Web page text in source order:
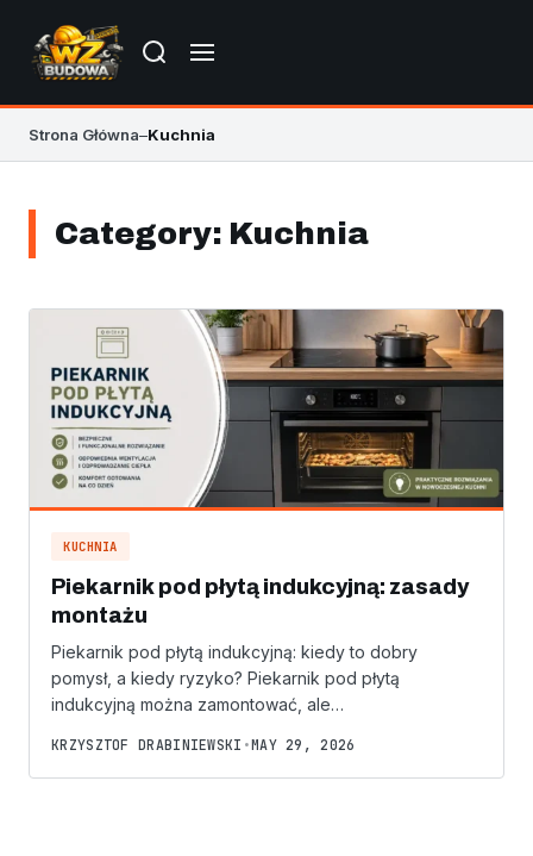
Strona Główna–Kuchnia
Category: Kuchnia
KUCHNIA
Piekarnik pod płytą indukcyjną: zasady
montażu
Piekarnik pod płytą indukcyjną: kiedy to dobry
pomysł, a kiedy ryzyko? Piekarnik pod płytą
indukcyjną można zamontować, ale…
KRZYSZTOF DRABINIEWSKI •MAY 29, 2026